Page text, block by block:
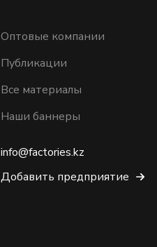
Оптовые компании
Публикации
Все материалы
Наши баннеры
info@factories.kz
Добавить предприятие